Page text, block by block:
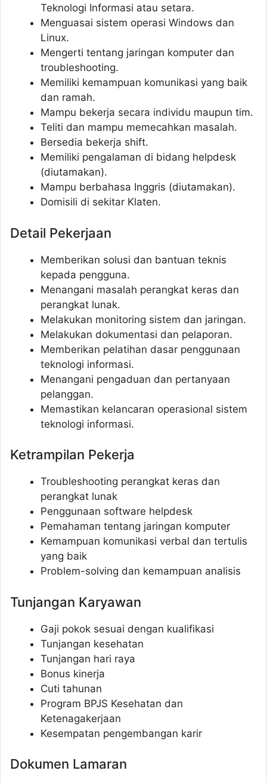
Teknologi Informasi atau setara.
Menguasai sistem operasi Windows dan
Linux.
Mengerti tentang jaringan komputer dan
troubleshooting.
Memiliki kemampuan komunikasi yang baik
dan ramah.
Mampu bekerja secara individu maupun tim.
Teliti dan mampu memecahkan masalah.
Bersedia bekerja shift.
Memiliki pengalaman di bidang helpdesk
(diutamakan).
Mampu berbahasa Inggris (diutamakan).
Domisili di sekitar Klaten.
Detail Pekerjaan
Memberikan solusi dan bantuan teknis
kepada pengguna.
Menangani masalah perangkat keras dan
perangkat lunak.
Melakukan monitoring sistem dan jaringan.
Melakukan dokumentasi dan pelaporan.
Memberikan pelatihan dasar penggunaan
teknologi informasi.
Menangani pengaduan dan pertanyaan
pelanggan.
Memastikan kelancaran operasional sistem
teknologi informasi.
Ketrampilan Pekerja
Troubleshooting perangkat keras dan
perangkat lunak
Penggunaan software helpdesk
Pemahaman tentang jaringan komputer
Kemampuan komunikasi verbal dan tertulis
yang baik
Problem-solving dan kemampuan analisis
Tunjangan Karyawan
Gaji pokok sesuai dengan kualifikasi
Tunjangan kesehatan
Tunjangan hari raya
Bonus kinerja
Cuti tahunan
Program BPJS Kesehatan dan
Ketenagakerjaan
Kesempatan pengembangan karir
Dokumen Lamaran